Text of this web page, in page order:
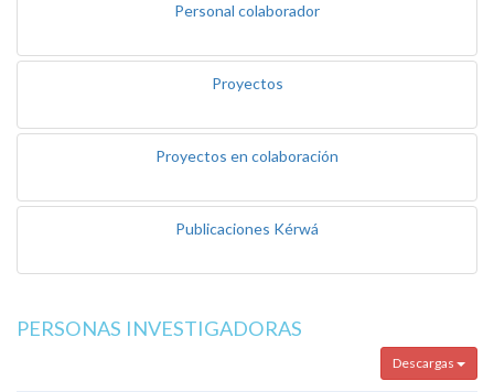
Personal colaborador
Proyectos
Proyectos en colaboración
Publicaciones Kérwá
PERSONAS INVESTIGADORAS
Descargas